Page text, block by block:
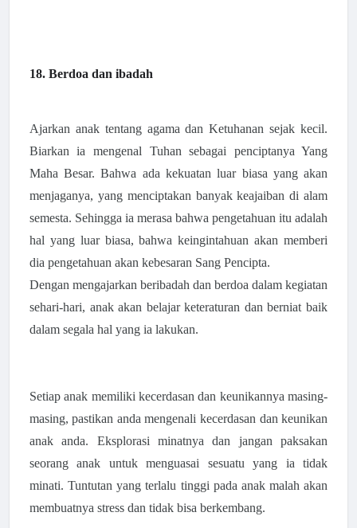
18. Berdoa dan ibadah
Ajarkan anak tentang agama dan Ketuhanan sejak kecil.
Biarkan ia mengenal Tuhan sebagai penciptanya Yang
Maha Besar. Bahwa ada kekuatan luar biasa yang akan
menjaganya, yang menciptakan banyak keajaiban di alam
semesta. Sehingga ia merasa bahwa pengetahuan itu adalah
hal yang luar biasa, bahwa keingintahuan akan memberi
dia pengetahuan akan kebesaran Sang Pencipta.
Dengan mengajarkan beribadah dan berdoa dalam kegiatan
sehari-hari, anak akan belajar keteraturan dan berniat baik
dalam segala hal yang ia lakukan.
Setiap anak memiliki kecerdasan dan keunikannya masing-
masing, pastikan anda mengenali kecerdasan dan keunikan
anak anda. Eksplorasi minatnya dan jangan paksakan
seorang anak untuk menguasai sesuatu yang ia tidak
minati. Tuntutan yang terlalu tinggi pada anak malah akan
membuatnya stress dan tidak bisa berkembang.